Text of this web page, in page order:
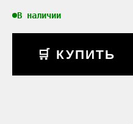
В наличии
🛒 КУПИТЬ